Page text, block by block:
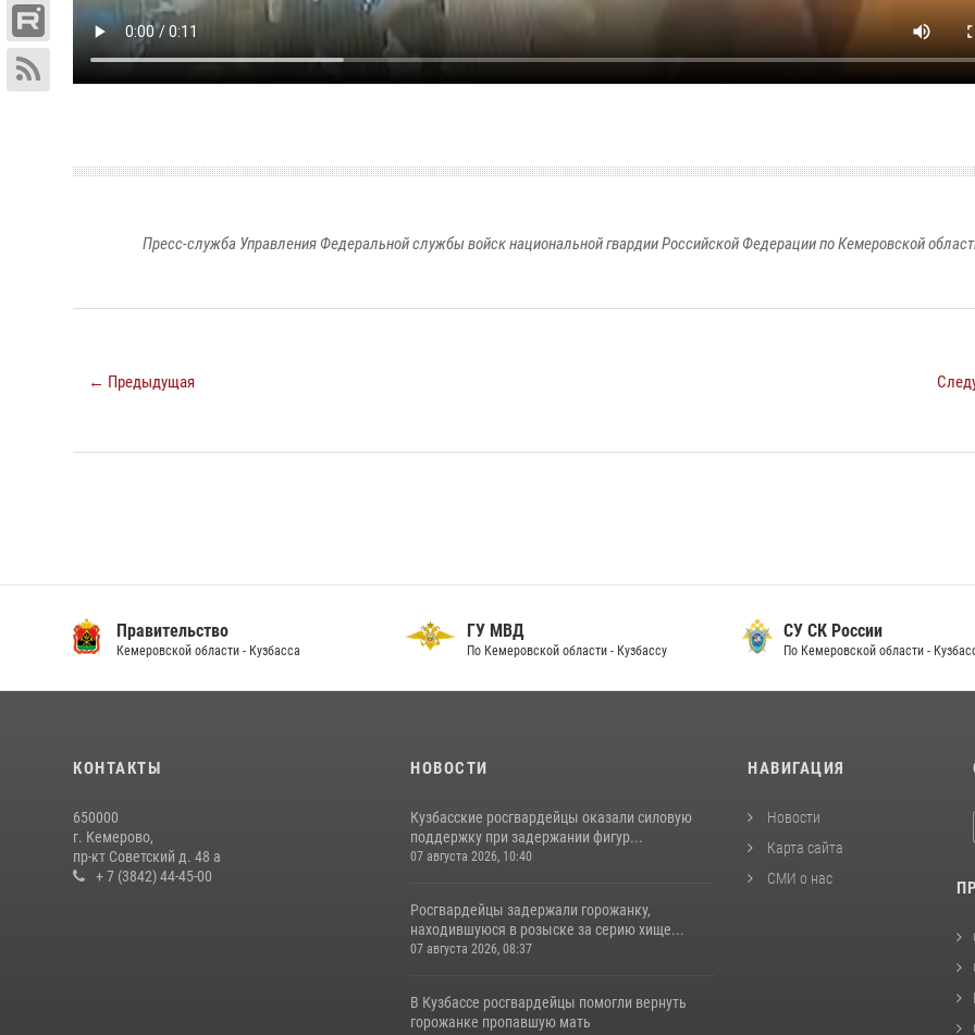
Пресс-служба Управления Федеральной службы войск национальной гвардии Российской Федерации по Кемеровской
← Предыдущая
Правительство
Кемеровской области - Кузбасса
ГУ МВД
По Кемеровской области - Кузбассу
СУ СК России
По Кемеровской области -
КОНТАКТЫ
650000
г. Кемерово,
пр-кт Советский д. 48 а
+ 7 (3842) 44-45-00
НОВОСТИ
Кузбасские росгвардейцы оказали силовую
поддержку при задержании фигур...
07 августа 2026, 10:40
Росгвардейцы задержали горожанку,
находившуюся в розыске за серию хище...
07 августа 2026, 08:37
В Кузбассе росгвардейцы помогли вернуть
горожанке пропавшую мать
НАВИГАЦИЯ
Новости
Карта сайта
СМИ о нас